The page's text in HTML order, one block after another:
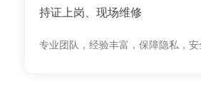
持证上岗、现场维修
专业团队，经验丰富，保障隐私，